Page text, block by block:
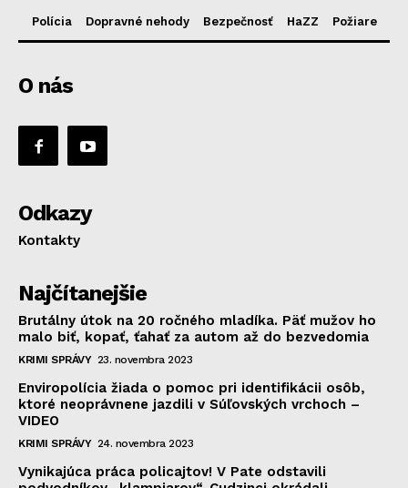
Polícia Dopravné nehody Bezpečnosť HaZZ Požiare
O nás
Odkazy
Kontakty
Najčítanejšie
Brutálny útok na 20 ročného mladíka. Päť mužov ho
malo biť, kopať, ťahať za autom až do bezvedomia
KRIMI SPRÁVY 23. novembra 2023
Enviropolícia žiada o pomoc pri identifikácii osôb,
ktoré neoprávnene jazdili v Súľovských vrchoch –
VIDEO
KRIMI SPRÁVY 24. novembra 2023
Vynikajúca práca policajtov! V Pate odstavili